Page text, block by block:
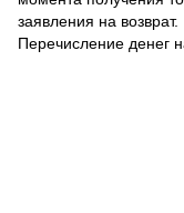
заявления на возврат.
Перечисление денег